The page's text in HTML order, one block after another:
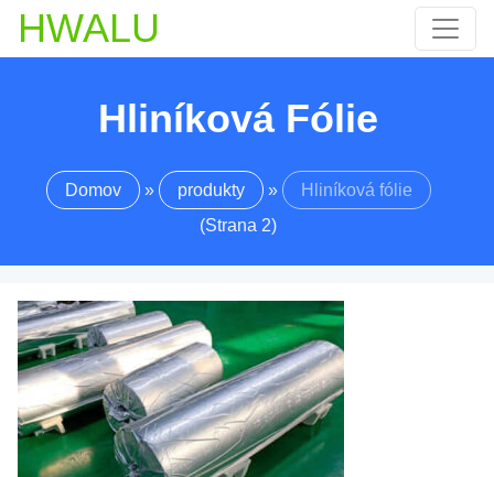
HWALU
Hliníková Fólie
Domov » produkty »
Hliníková fólie
(Strana 2)